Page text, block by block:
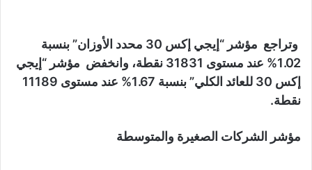
وتراجع مؤشر “إيجي إكس 30 محدد الأوزان” بنسبة
1.02% عند مستوى 31831 نقطة، وانخفض مؤشر “إيجي
إكس 30 للعائد الكلي” بنسبة 1.67% عند مستوى 11189
نقطة.
مؤشر الشركات الصغيرة والمتوسطة